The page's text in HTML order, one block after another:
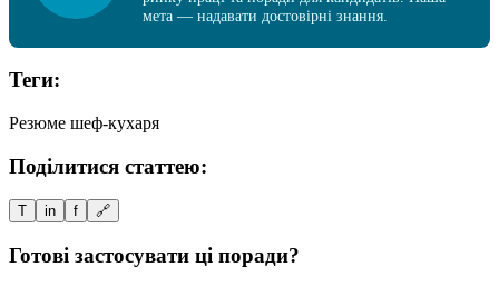
мета — надавати достовірні знання.
Теги:
Резюме шеф-кухаря
Поділитися статтею:
T in f 🔗
Готові застосувати ці поради?